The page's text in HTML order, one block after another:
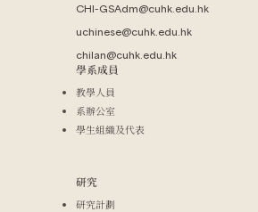
CHI-GSAdm@cuhk.edu.hk
uchinese@cuhk.edu.hk
chilan@cuhk.edu.hk
學系成員
教學人員
系辦公室
學生組織及代表
研究
研究計劃